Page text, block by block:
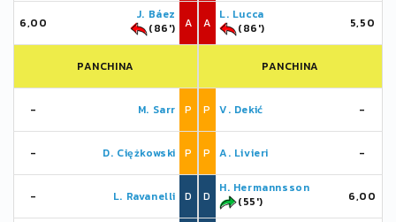
6,00
J. Báez
(86')
A
PANCHINA
- M. Sarr P
- D. Ciężkowski P
- L. Ravanelli D
A
L. Lucca
(86')
5,50
PANCHINA
P V. Dekić -
P A. Livieri -
D
H. Hermannsson
(55')
6,00